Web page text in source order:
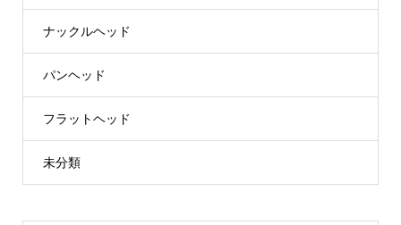
ナックルヘッド
パンヘッド
フラットヘッド
未分類